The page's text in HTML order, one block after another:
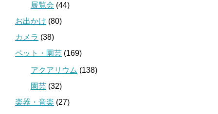
展覧会 (44)
お出かけ (80)
カメラ (38)
ペット・園芸 (169)
アクアリウム (138)
園芸 (32)
楽器・音楽 (27)